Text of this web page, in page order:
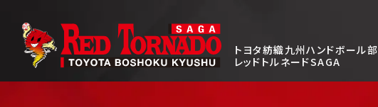
トヨタ紡織九州ハンドボール部
レッドトルネードSAGA